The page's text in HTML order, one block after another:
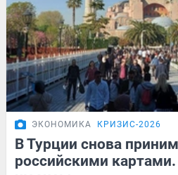
ЭКОНОМИКА КРИЗИС-2026
В Турции снова
российскими